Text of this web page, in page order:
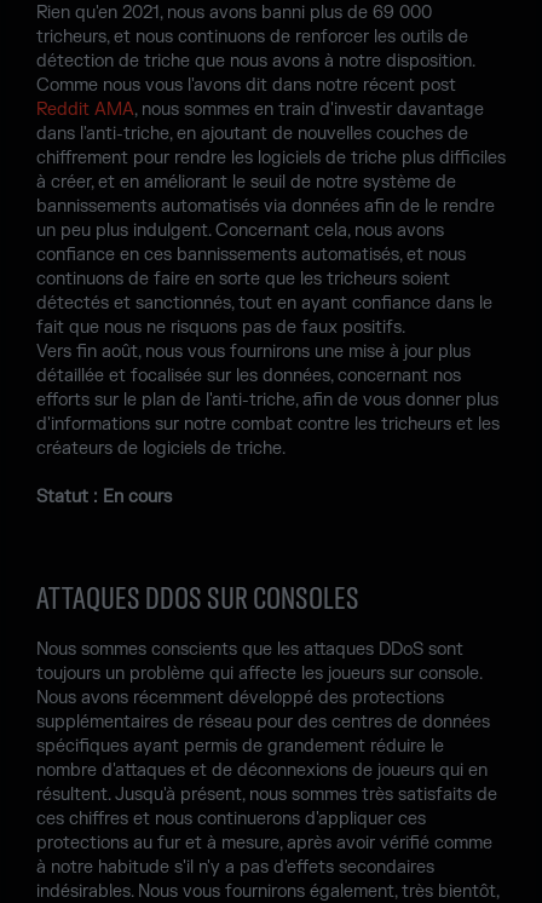
Rien qu'en 2021, nous avons banni plus de 69 000
tricheurs, et nous continuons de renforcer les outils de
détection de triche que nous avons à notre disposition.
Comme nous vous l'avons dit dans notre récent post
Reddit AMA, nous sommes en train d'investir davantage
dans l'anti-triche, en ajoutant de nouvelles couches de
chiffrement pour rendre les logiciels de triche plus difficiles
à créer, et en améliorant le seuil de notre système de
bannissements automatisés via données afin de le rendre
un peu plus indulgent. Concernant cela, nous avons
confiance en ces bannissements automatisés, et nous
continuons de faire en sorte que les tricheurs soient
détectés et sanctionnés, tout en ayant confiance dans le
fait que nous ne risquons pas de faux positifs.
Vers fin août, nous vous fournirons une mise à jour plus
détaillée et focalisée sur les données, concernant nos
efforts sur le plan de l'anti-triche, afin de vous donner plus
d'informations sur notre combat contre les tricheurs et les
créateurs de logiciels de triche.
Statut : En cours
ATTAQUES DDOS SUR CONSOLES
Nous sommes conscients que les attaques DDoS sont
toujours un problème qui affecte les joueurs sur console.
Nous avons récemment développé des protections
supplémentaires de réseau pour des centres de données
spécifiques ayant permis de grandement réduire le
nombre d'attaques et de déconnexions de joueurs qui en
résultent. Jusqu'à présent, nous sommes très satisfaits de
ces chiffres et nous continuerons d'appliquer ces
protections au fur et à mesure, après avoir vérifié comme
à notre habitude s'il n'y a pas d'effets secondaires
indésirables. Nous vous fournirons également, très bientôt,